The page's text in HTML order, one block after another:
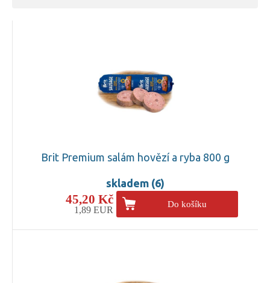
Brit Premium salám hovězí a ryba 800 g
skladem (6)
45,20 Kč
1,89 EUR
Do košíku